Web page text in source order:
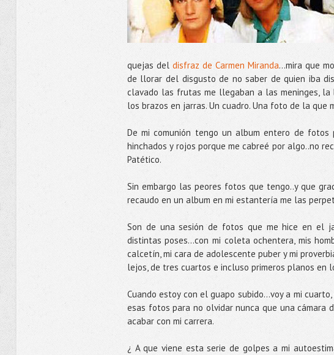
quejas del disfraz de Carmen Miranda…mira que
de llorar del disgusto de no saber de quien iba
clavado las frutas me llegaban a las meninges,
los brazos en jarras. Un cuadro. Una foto de la que
De mi comunión tengo un album entero de
hinchados y rojos porque me cabreé por algo..no
Patético.
Sin embargo las peores fotos que tengo..y que
recaudo en un album en mi estantería me las
Son de una sesión de fotos que me hice en el
distintas poses…con mi coleta ochentera, mis
calcetín, mi cara de adolescente puber y mi
lejos, de tres cuartos e incluso primeros planos en
Cuando estoy con el guapo subido…voy a mi
esas fotos para no olvidar nunca que una cámara
acabar con mi carrera.
¿ A que viene esta serie de golpes a mi